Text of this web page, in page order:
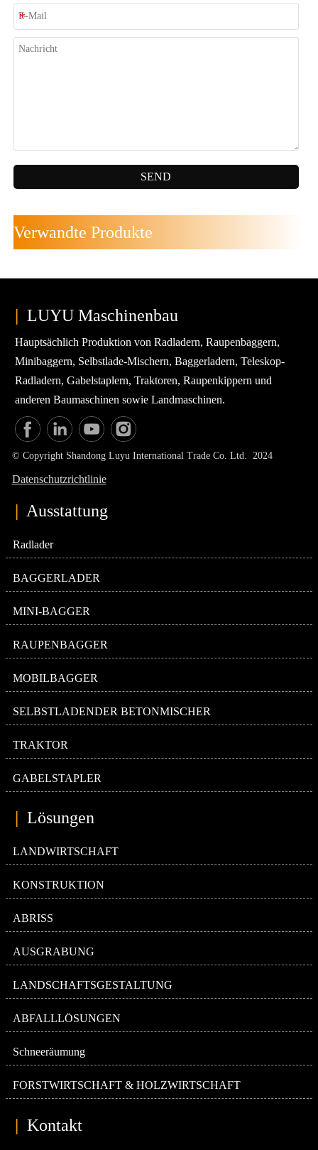
SEND
Verwandte Produkte
| LUYU Maschinenbau
Hauptsächlich Produktion von Radladern, Raupenbaggern,
Minibaggern, Selbstlade-Mischern, Baggerladern, Teleskop-
Radladern, Gabelstaplern, Traktoren, Raupenkippern und
anderen Baumaschinen sowie Landmaschinen.
© Copyright Shandong Luyu International Trade Co. Ltd. 2024
Datenschutzrichtlinie
| Ausstattung
Radlader
BAGGERLADER
MINI-BAGGER
RAUPENBAGGER
MOBILBAGGER
SELBSTLADENDER BETONMISCHER
TRAKTOR
GABELSTAPLER
Lösungen
LANDWIRTSCHAFT
KONSTRUKTION
ABRISS
AUSGRABUNG
LANDSCHAFTSGESTALTUNG
ABFALLLÖSUNGEN
Schneeräumung
FORSTWIRTSCHAFT & HOLZWIRTSCHAFT
| Kontakt